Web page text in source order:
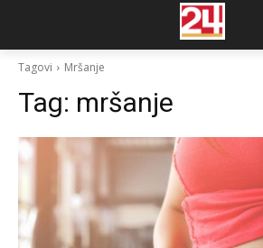
Tagovi Mršanje
Tag: mršanje